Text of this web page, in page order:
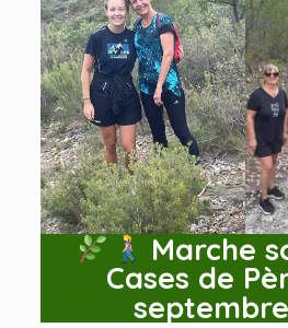
Marche
Cases de
septembre